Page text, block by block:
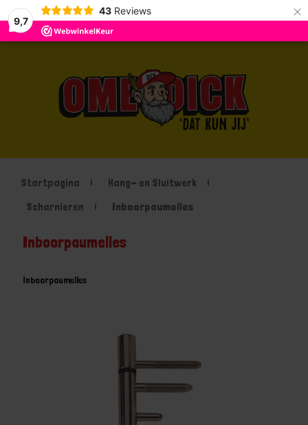
9,7
43 Reviews ×
Startpagina
Hang- en Sluitwerk
Scharnieren
Inboorpaumelles
Inboorpaumelles
Inboorpaumelles